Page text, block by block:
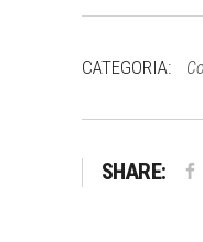
quantità
CATEGORIA:
SHARE: